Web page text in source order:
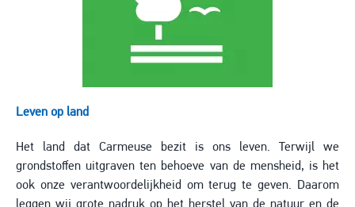
Leven op land
Het land dat Carmeuse bezit is ons leven. Terwijl we
grondstoffen uitgraven ten behoeve van de mensheid, is het
ook onze verantwoordelijkheid om terug te geven. Daarom